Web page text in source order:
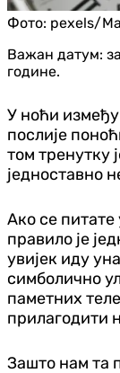
Фото: pexels/
Важан датум:
године.
У ноћи између
послије
том тренутку
једноставно
Ако се питате
правило је
увијек иду
симболично
паметних
прилагодити
Зашто нам та